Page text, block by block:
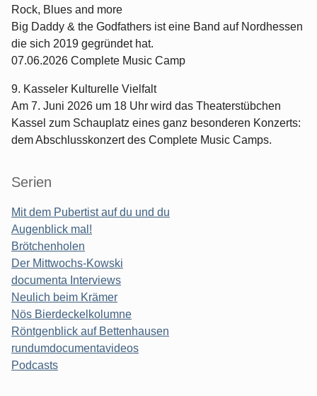
Rock, Blues and more
Big Daddy & the Godfathers ist eine Band auf Nordhessen
die sich 2019 gegründet hat.
07.06.2026 Complete Music Camp
9. Kasseler Kulturelle Vielfalt
Am 7. Juni 2026 um 18 Uhr wird das Theaterstübchen
Kassel zum Schauplatz eines ganz besonderen Konzerts:
dem Abschlusskonzert des Complete Music Camps.
Serien
Mit dem Pubertist auf du und du
Augenblick mal!
Brötchenholen
Der Mittwochs-Kowski
documenta Interviews
Neulich beim Krämer
Nös Bierdeckelkolumne
Röntgenblick auf Bettenhausen
rundumdocumentavideos
Podcasts